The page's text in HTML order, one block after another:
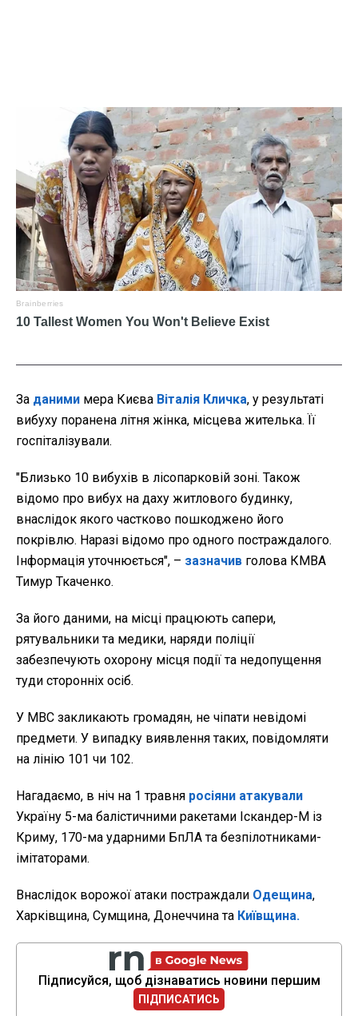
За даними мера Києва Віталія Кличка, у результаті
вибуху поранена літня жінка, місцева жителька. Її
госпіталізували.
"Близько 10 вибухів в лісопарковій зоні. Також
відомо про вибух на даху житлового будинку,
внаслідок якого частково пошкоджено його
покрівлю. Наразі відомо про одного постраждалого.
Інформація уточнюється", – зазначив голова КМВА
Тимур Ткаченко.
За його даними, на місці працюють сапери,
рятувальники та медики, наряди поліції
забезпечують охорону місця події та недопущення
туди сторонніх осіб.
У МВС закликають громадян, не чіпати невідомі
предмети. У випадку виявлення таких, повідомляти
на лінію 101 чи 102.
Нагадаємо, в ніч на 1 травня росіяни атакували
Україну 5-ма балістичними ракетами Іскандер-М із
Криму, 170-ма ударними БпЛА та безпілотниками-
імітаторами.
Внаслідок ворожої атаки постраждали Одещина,
Харківщина, Сумщина, Донеччина та Київщина.
Підписуйся, щоб дізнаватись новини першим
ПІДПИСАТИСЬ